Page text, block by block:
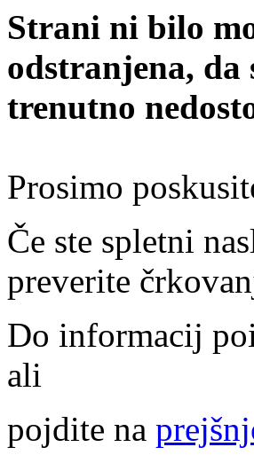
Strani ni bilo
odstranjena, da
trenutno
Prosimo
Če ste spletni
preverite
Do informacij
ali
pojdite na